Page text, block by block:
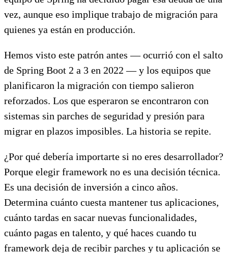
vez, aunque eso implique trabajo de migración para
quienes ya están en producción.
Hemos visto este patrón antes — ocurrió con el salto
de Spring Boot 2 a 3 en 2022 — y los equipos que
planificaron la migración con tiempo salieron
reforzados. Los que esperaron se encontraron con
sistemas sin parches de seguridad y presión para
migrar en plazos imposibles. La historia se repite.
¿Por qué debería importarte si no eres desarrollador?
Porque elegir framework no es una decisión técnica.
Es una decisión de inversión a cinco años.
Determina cuánto cuesta mantener tus aplicaciones,
cuánto tardas en sacar nuevas funcionalidades,
cuánto pagas en talento, y qué haces cuando tu
framework deja de recibir parches y tu aplicación se